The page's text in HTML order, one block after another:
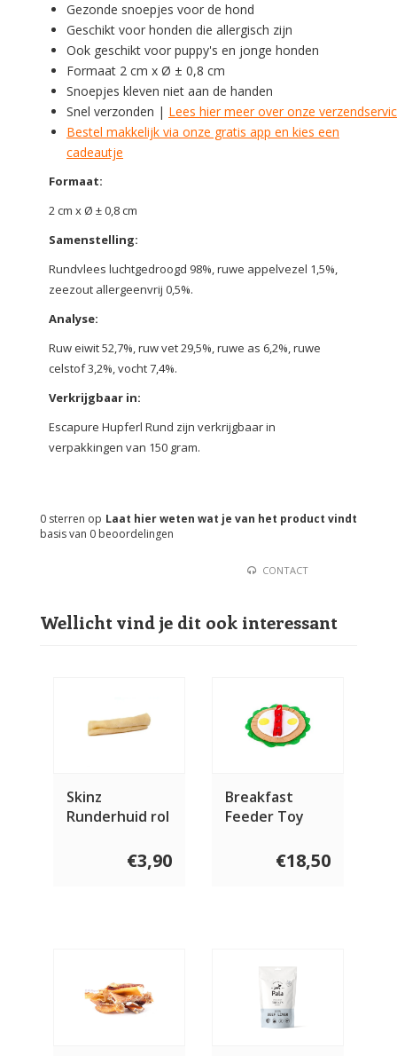
Gezonde snoepjes voor de hond
Geschikt voor honden die allergisch zijn
Ook geschikt voor puppy's en jonge honden
Formaat 2 cm x Ø ± 0,8 cm
Snoepjes kleven niet aan de handen
Snel verzonden | Lees hier meer over onze
Bestel makkelijk via onze gratis app en kies een
cadeautje
Formaat:
2 cm x Ø ± 0,8 cm
Samenstelling:
Rundvlees luchtgedroogd 98%, ruwe appelvezel 1,5%,
zeezout allergeenvrij 0,5%.
Analyse:
Ruw eiwit 52,7%, ruw vet 29,5%, ruwe as 6,2%, ruwe
celstof 3,2%, vocht 7,4%.
Verkrijgbaar in:
Escapure Hupferl Rund zijn verkrijgbaar in
verpakkingen van 150 gram.
Laat hier weten wat je van het product vindt
0 sterren op
basis van 0 beoordelingen
CONTACT
Wellicht vind je dit ook interessant
Skinz
Runderhuid rol
€3,90
Breakfast
Feeder Toy
€18,50